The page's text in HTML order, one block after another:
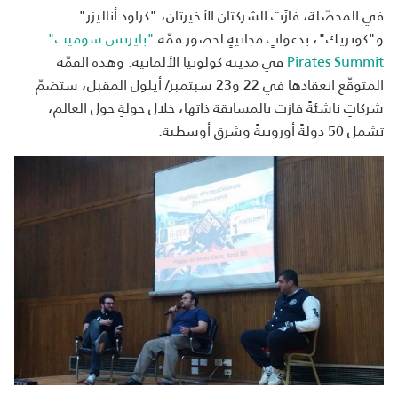
في المحصّلة، فازَت الشركتان الأخيرتان، "كراود أناليزر"
و"كوتريك"، بدعواتٍ مجانيةٍ لحضور قمّة"بايرتس سوميت"
Pirates Summitفي مدينة كولونيا الألمانية. وهذه القمّة
المتوقّع انعقادها في 22 و23 سبتمبر/ أيلول المقبل، ستضمّ
شركاتٍ ناشئةً فازت بالمسابقة ذاتها، خلال جولةٍ حول العالم،
تشمل 50 دولةً أوروبيةً وشرق أوسطية.